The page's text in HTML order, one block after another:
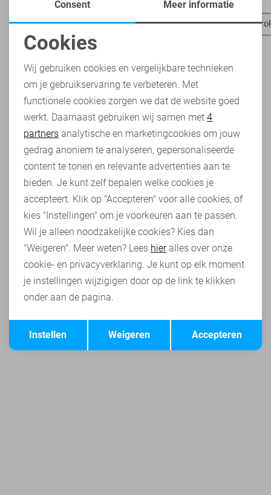
Harper & Yve broeken Harper & Yve t-shirts Vero Moda
Noodzakelijke cookies
Personalisatie cookies
Analytische cookies
Marketing cookies
Terug Opslaan
Consent Meer informatie
Cookies
Wij gebruiken cookies en vergelijkbare technieken
om je gebruikservaring te verbeteren. Met
functionele cookies zorgen we dat de website goed
werkt. Daarnaast gebruiken wij samen met 4
partners analytische en marketingcookies om jouw
gedrag anoniem te analyseren, gepersonaliseerde
content te tonen en relevante advertenties aan te
bieden. Je kunt zelf bepalen welke cookies je
accepteert. Klik op "Accepteren" voor alle cookies, of
kies "Instellingen" om je voorkeuren aan te passen.
Wil je alleen noodzakelijke cookies? Kies dan
"Weigeren". Meer weten? Lees hieralles over onze
cookie- en privacyverklaring. Je kunt op elk moment
je instellingen wijzigigen door op de link te klikken
onder aan de pagina.
Accepteren
Weigeren
Instellen